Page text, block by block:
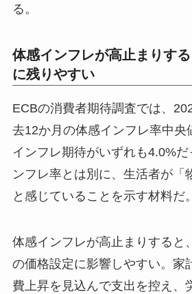
る。
体感インフレが高止まりす
に残りやすい
ECBの消費者期待調査では、
去12か月の体感インフレ率中央
インフレ期待がいずれも4.0%
ンフレ率とは別に、生活者が「
と感じていることを示す材料だ。
体感インフレが高止まりすると
の価格設定に影響しやすい。家
費上昇を見込んで支出を控え、